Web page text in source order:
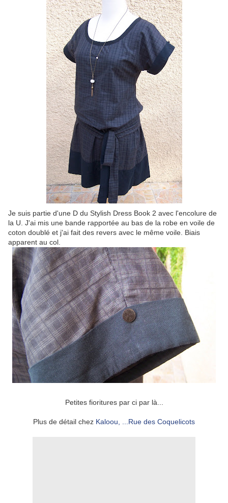
Je suis partie d'une D du Stylish Dress Book 2 avec l'encolure de
la U. J'ai mis une bande rapportée au bas de la robe en voile de
coton doublé et j'ai fait des revers avec le même voile. Biais
apparent au col.
Petites fioritures par ci par là...
Plus de détail chez Kaloou, ...Rue des Coquelicots